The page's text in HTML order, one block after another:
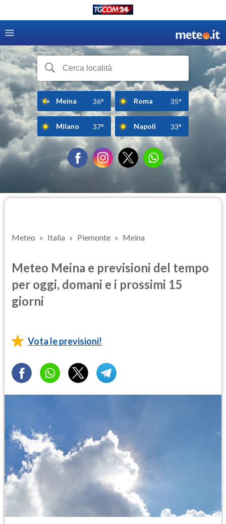
Meina 36° Roma 35°
Milano 37° Napoli 33°
Meteo Italia Piemonte Meina
Meteo Meina e previsioni del tempo
per oggi, domani e i prossimi 15
giorni
Vota le previsioni!